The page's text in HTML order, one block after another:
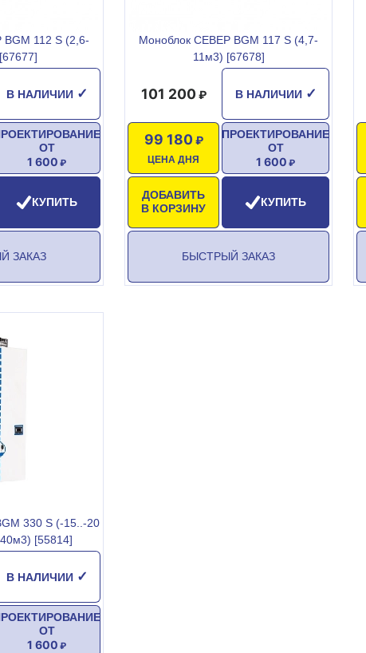
112 S (2,6-
В НАЛИЧИИ ✓
ОТ
1 600
КУПИТЬ
ЗАКАЗ
Моноблок СЕВЕР BGM 117 S (4,7-
11м3) [67678]
В НАЛИЧИИ ✓
101 200
ЦЕНА ДНЯ
99 180
ДОБАВИТЬ
В КОРЗИНУ
ПРОЕКТИРОВАНИЕ
ОТ
1 600
КУПИТЬ
БЫСТРЫЙ ЗАКАЗ
330 S (-15..-20
[55814]
В НАЛИЧИИ ✓
ОТ
1 600